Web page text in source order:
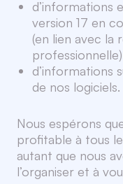
d’informations
version 17 en
(en lien avec
d’informations
de nos logiciels.
Nous espérons
profitable à tous
autant que nous
l’organiser et à